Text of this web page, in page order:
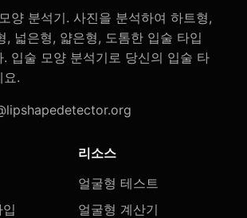
양 분석기. 사진을 분석하여 하트형,
, 넓은형, 얇은형, 도톰한 입술 타입
. 입술 모양 분석기로 당신의 입술 타
요.
리소스
얼굴형 테스트
얼굴형 계산기